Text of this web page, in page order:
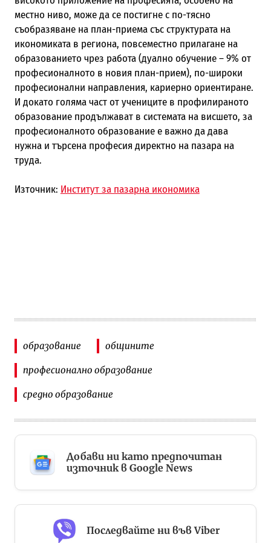
местно ниво, може да се постигне с по-тясно
съобразяване на план-приема със структурата на
икономиката в региона, повсеместно прилагане на
образованието чрез работа (дуално обучение – 9% от
професионалното в новия план-прием), по-широки
професионални направления, кариерно ориентиране.
И докато голяма част от учениците в профилираното
образование продължават в системата на висшето, за
професионалното образование е важно да дава
нужна и търсена професия директно на пазара на
труда.
Източник: Институт за пазарна икономика
образование общините
професионално образование
средно образование
Добави ни като предпочитан
източник в Google News
Последвайте ни във Viber